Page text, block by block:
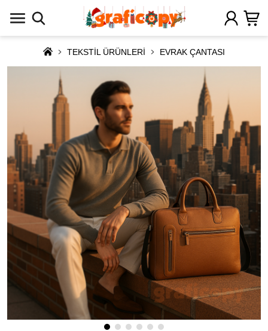
TEKSTİL ÜRÜNLERİ EVRAK ÇANTASI